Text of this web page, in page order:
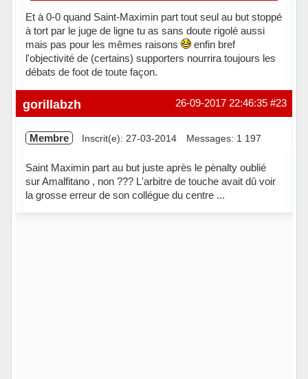
Et à 0-0 quand Saint-Maximin part tout seul au but stoppé
à tort par le juge de ligne tu as sans doute rigolé aussi
mais pas pour les mêmes raisons
enfin bref
l'objectivité de (certains) supporters nourrira toujours les
débats de foot de toute façon.
Hors ligne #23
26-09-2017 22:46:35
gorillabzh
Membre Inscrit(e): 27-03-2014 Messages: 1 197
Saint Maximin part au but juste après le pènalty oublié
sur Amalfitano , non ??? L'arbitre de touche avait dû voir
la grosse erreur de son collégue du centre ...